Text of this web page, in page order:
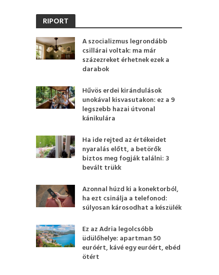
RIPORT
A szocializmus legrondább
csillárai voltak: ma már
százezreket érhetnek ezek a
darabok
Hűvös erdei kirándulások
unokával kisvasutakon: ez a 9
legszebb hazai útvonal
kánikulára
Ha ide rejted az értékeidet
nyaralás előtt, a betörők
biztos meg fogják találni: 3
bevált trükk
Azonnal húzd ki a konektorból,
ha ezt csinálja a telefonod:
súlyosan károsodhat a készülék
Ez az Adria legolcsóbb
üdülőhelye: apartman 50
euróért, kávé egy euróért, ebéd
ötért